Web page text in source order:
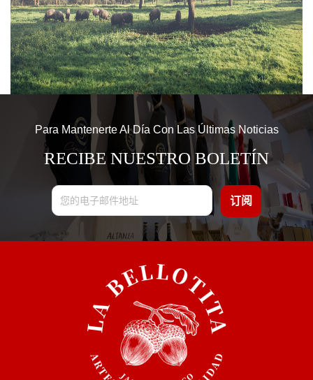
Para Mantenerte Al Día Con Las Últimas Noticias
RECIBE NUESTRO BOLETÍN